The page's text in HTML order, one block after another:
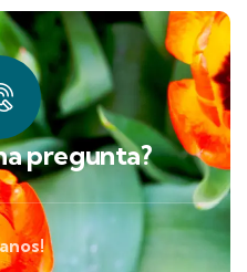
pregunta?